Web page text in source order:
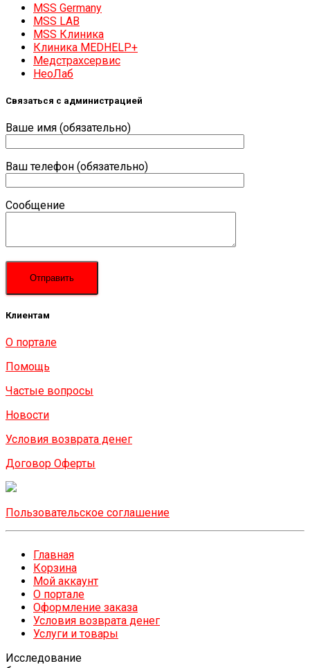
MSS Germany
MSS LAB
MSS Клиника
Клиника MEDHELP+
Медстрахсервис
НеоЛаб
Связаться с администрацией
Ваше имя (обязательно)
Ваш телефон (обязательно)
Сообщение
Клиентам
О портале
Помощь
Частые вопросы
Новости
Условия возврата денег
Договор Оферты
Пользовательское соглашение
Главная
Корзина
Мой аккаунт
О портале
Оформление заказа
Условия возврата денег
Услуги и товары
Исследование